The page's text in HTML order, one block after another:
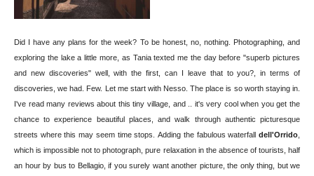
Did I have any plans for the week? To be honest, no, nothing. Photographing, and
exploring the lake a little more, as Tania texted me the day before "superb pictures
and new discoveries" well, with the first, can I leave that to you?, in terms of
discoveries, we had. Few. Let me start with Nesso. The place is so worth staying in.
I've read many reviews about this tiny village, and .. it's very cool when you get the
chance to experience beautiful places, and walk through authentic picturesque
streets where this may seem time stops. Adding the fabulous waterfall dell'Orrido
which is impossible not to photograph, pure relaxation in the absence of tourists, half
an hour by bus to Bellagio, if you surely want another picture, the only thing, but we